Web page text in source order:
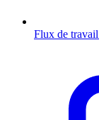
Flux de travail